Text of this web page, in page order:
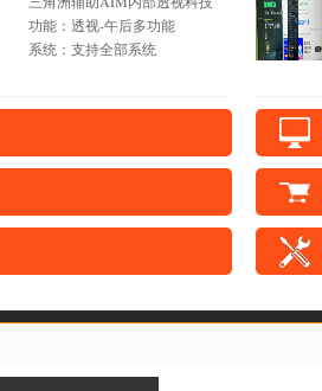
功能：透视-午后多功能
系统：支持全部系统